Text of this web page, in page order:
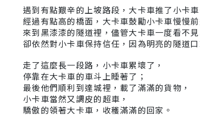
遇到有點艱辛的上坡路段，大卡車推了小卡車
經過有點高的橋面，大卡車鼓勵小卡車慢慢前
來到黑漆漆的隧道裡，儘管大卡車一度看不見
卻依然對小卡車保持信任，因為明亮的隧道
走了這麼長一段路，小卡車累壞了，
停靠在大卡車的車斗上睡著了；
最後他們順利到達城裡，載了滿滿的貨物，
小卡車當然又調皮的超車，
驕傲的領著大卡車，收穫滿滿的回家。